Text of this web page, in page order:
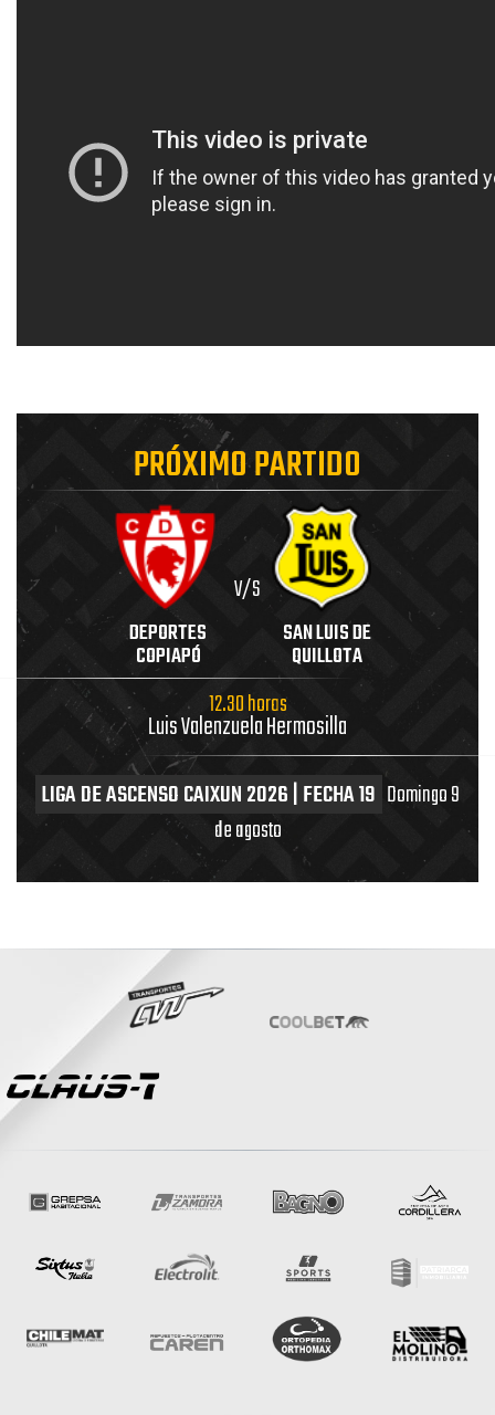
PRÓXIMO PARTIDO
DEPORTES
COPIAPÓ
V/S
SAN LUIS DE
QUILLOTA
12.30 horas
Luis Valenzuela Hermosilla
LIGA DE ASCENSO CAIXUN 2026 | FECHA 19 Domingo 9
de agosto